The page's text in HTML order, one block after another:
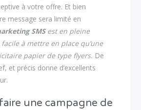
à votre offre. Et bien
message sera limité en
SMSest en pleine
à mettre en place qu’une
papier de type flyers. De
et précis donne d’excellents
une campagne de